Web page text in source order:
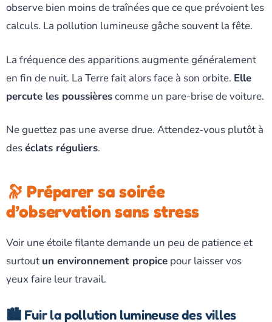
observe bien moins de traînées que ce que prévoient les
calculs. La pollution lumineuse gâche souvent la fête.
La fréquence des apparitions augmente généralement
en fin de nuit. La Terre fait alors face à son orbite. Elle
percute les poussièrescomme un pare-brise de voiture.
Ne guettez pas une averse drue. Attendez-vous plutôt à
deséclats réguliers.
🔭 Préparer sa soirée
d’observation sans stress
Voir une étoile filante demande un peu de patience et
surtout un environnement propice pour laisser vos
yeux faire leur travail.
🏙️ Fuir la pollution lumineuse des villes